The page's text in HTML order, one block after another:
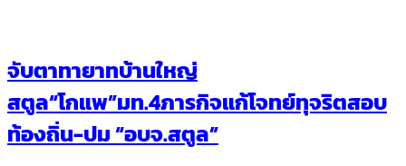
จับตาทายาทบ้านใหญ่
สตูล“โกแพ”มท.4ภารกิจแก้โจทย์ทุจริตสอบ
ท้องถิ่น-ปม “อบจ.สตูล”